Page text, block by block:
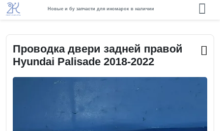
Новые и бу запчасти для иномарок в наличии
Проводка двери задней правой
Hyundai Palisade 2018-2022